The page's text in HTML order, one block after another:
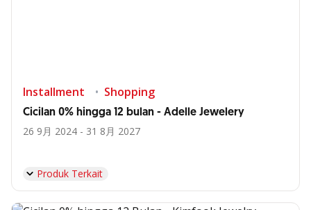
Installment Shopping
Cicilan 0% hingga 12 bulan - Adelle Jewelery
26 9月 2024 - 31 8月 2027
Produk Terkait